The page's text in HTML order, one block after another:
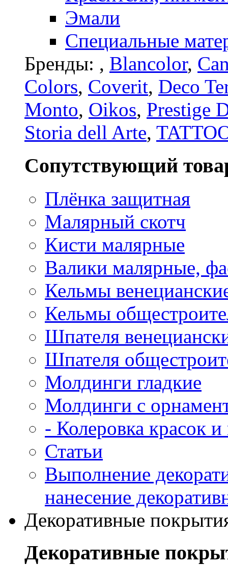
Эмали
Специальные
Бренды: , Blancolor,
Colors, Coverit, Deco
Monto, Oikos, Prestige
Storia dell Arte,
Сопутствующий
Плёнка защитная
Малярный скотч
Кисти малярные
Валики малярные,
Кельмы
Кельмы
Шпателя
Шпателя
Молдинги гладкие
Молдинги с
- Колеровка красок
Статьи
Выполнение
нанесение
Декоративные
Декоративные